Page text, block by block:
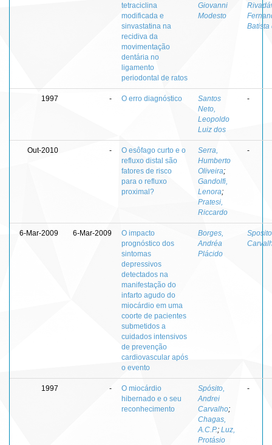
tetraciclina
modificada e
sinvastatina na
recidiva da
movimentação
dentária no
ligamento
periodontal de ratos
Giovanni
Modesto
Batista
1997 - O erro diagnóstico
Santos
Neto,
Leopoldo
Luiz dos
-
Out-2010 -
O esôfago curto e o
refluxo distal são
fatores de risco
para o refluxo
proximal?
Serra,
Humberto
Oliveira;
Gandolfi,
Lenora;
Pratesi,
Riccardo
-
6-Mar-2009 6-Mar-2009
O impacto
prognóstico dos
sintomas
depressivos
detectados na
manifestação do
infarto agudo do
miocárdio em uma
coorte de pacientes
submetidos a
cuidados intensivos
de prevenção
cardiovascular após
o evento
Borges,
Andréa
Plácido
1997 -
O miocárdio
hibernado e o seu
reconhecimento
Spósito,
Andrei
Carvalho;
Chagas,
A.C.P.; Luz,
Protásio
-